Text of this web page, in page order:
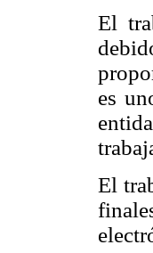
El
es
El